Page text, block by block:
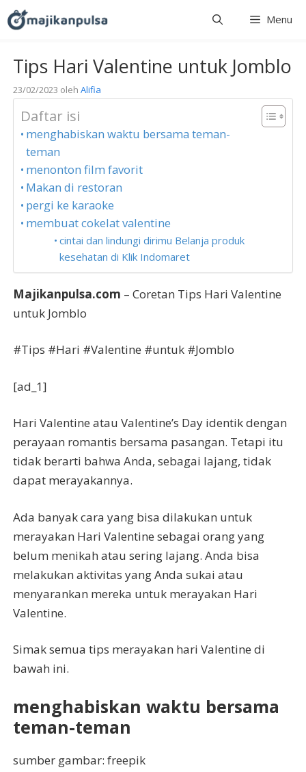
Langsung
ke
Menu
Tips Hari Valentine untuk Jomblo
23/02/2023 oleh Alifia
Daftar isi
menghabiskan waktu bersama teman-
teman
menonton film favorit
Makan di restoran
pergi ke karaoke
membuat cokelat valentine
cintai dan lindungi dirimu Belanja produk
kesehatan di Klik Indomaret
Majikanpulsa.com – Coretan Tips Hari Valentine
untuk Jomblo
#Tips #Hari #Valentine #untuk #Jomblo
[ad_1]
Hari Valentine atau Valentine’s Day identik dengan
perayaan romantis bersama pasangan. Tetapi itu
tidak berarti bahwa Anda, sebagai lajang, tidak
dapat merayakannya.
Ada banyak cara yang bisa dilakukan untuk
merayakan Hari Valentine sebagai orang yang
belum menikah atau sering lajang. Anda bisa
melakukan aktivitas yang Anda sukai atau
menyarankan mereka untuk merayakan Hari
Valentine.
Simak semua tips merayakan hari Valentine di
bawah ini.
menghabiskan waktu bersama
teman-teman
sumber gambar: freepik